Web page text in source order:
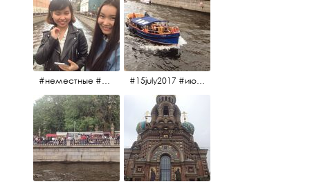
#неместные #июльскийдень2017 #15july2017 #июльскийдень2017 #катерок #bonfire